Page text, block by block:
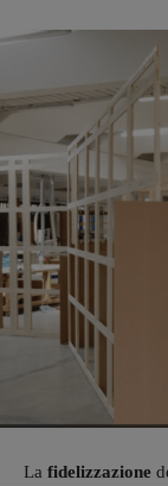
La fidelizzazione